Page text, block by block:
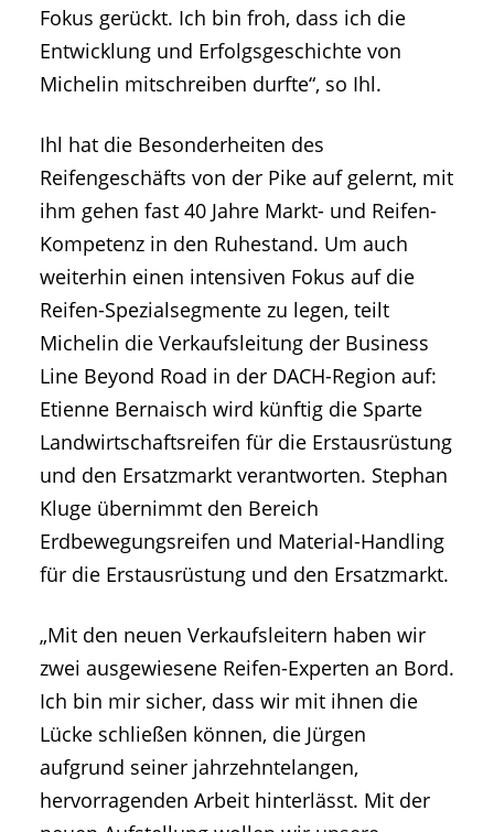
Fokus gerückt. Ich bin froh, dass ich die
Entwicklung und Erfolgsgeschichte von
Michelin mitschreiben durfte“, so Ihl.
Ihl hat die Besonderheiten des
Reifengeschäfts von der Pike auf gelernt, mit
ihm gehen fast 40 Jahre Markt- und Reifen-
Kompetenz in den Ruhestand. Um auch
weiterhin einen intensiven Fokus auf die
Reifen-Spezialsegmente zu legen, teilt
Michelin die Verkaufsleitung der Business
Line Beyond Road in der DACH-Region auf:
Etienne Bernaisch wird künftig die Sparte
Landwirtschaftsreifen für die Erstausrüstung
und den Ersatzmarkt verantworten. Stephan
Kluge übernimmt den Bereich
Erdbewegungsreifen und Material-Handling
für die Erstausrüstung und den Ersatzmarkt.
„Mit den neuen Verkaufsleitern haben wir
zwei ausgewiesene Reifen-Experten an Bord.
Ich bin mir sicher, dass wir mit ihnen die
Lücke schließen können, die Jürgen
aufgrund seiner jahrzehntelangen,
hervorragenden Arbeit hinterlässt. Mit der